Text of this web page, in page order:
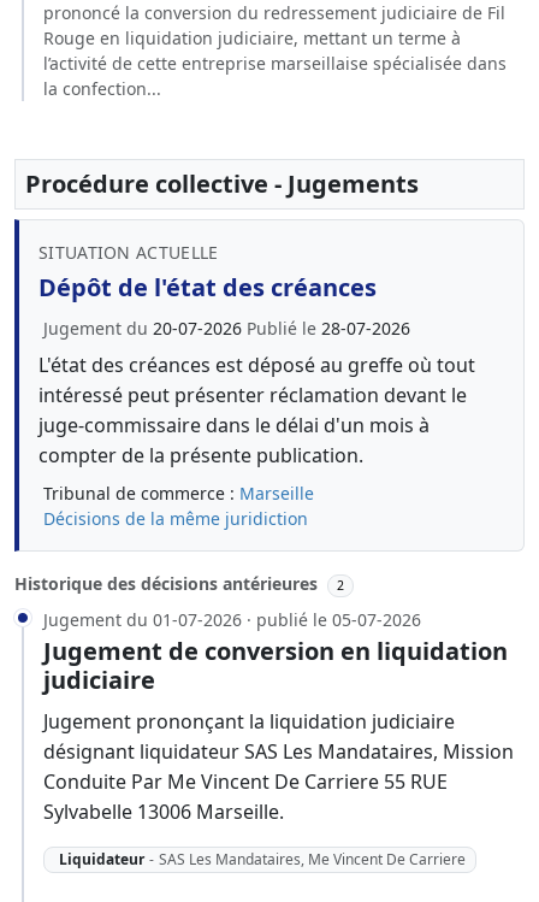
prononcé la conversion du redressement judiciaire de Fil
Rouge en liquidation judiciaire, mettant un terme à
l’activité de cette entreprise marseillaise spécialisée dans
la confection...
Procédure collective - Jugements
SITUATION ACTUELLE
Dépôt de l'état des créances
Jugement du 20-07-2026 Publié le 28-07-2026
L'état des créances est déposé au greffe où tout
intéressé peut présenter réclamation devant le
juge-commissaire dans le délai d'un mois à
compter de la présente publication.
Tribunal de commerce : Marseille
Décisions de la même juridiction
Historique des décisions antérieures 2
Jugement du 01-07-2026 · publié le 05-07-2026
Jugement de conversion en liquidation
judiciaire
Jugement prononçant la liquidation judiciaire
désignant liquidateur SAS Les Mandataires, Mission
Conduite Par Me Vincent De Carriere 55 RUE
Sylvabelle 13006 Marseille.
Liquidateur - SAS Les Mandataires, Me Vincent De Carriere